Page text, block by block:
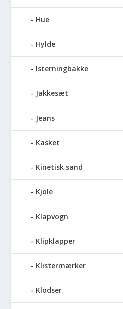
Hue
Hylde
Isterningbakke
Jakkesæt
Jeans
Kasket
Kinetisk sand
Kjole
Klapvogn
Klipklapper
Klistermærker
Klodser